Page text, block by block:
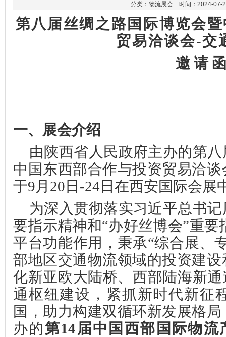
分类：物流展会 时间：2024-
第八届丝绸之路国际博览会
贸易洽谈会-交
邀 请 函
一、 展会介绍
由陕西省人民政府主办的第
中国东西部合作与投资贸易洽
于9月20日-24日在西安国际会展
为深入贯彻落实习近平总书
要指示精神和“办好丝博会”重
平台功能作用，秉承“综合展、
部地区交通物流领域的投资建
化新亚欧大陆桥、西部陆海新
通枢纽建设，紧抓新时代新征
国，助力构建双循环新发展格
办的第14届中国西部国际物